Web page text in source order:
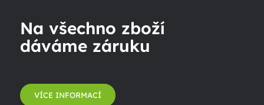
Na všechno zboží
dáváme záruku
VÍCE INFORMACÍ